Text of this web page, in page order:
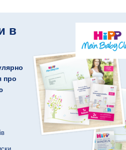
в
про